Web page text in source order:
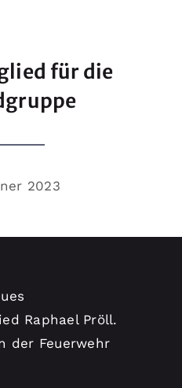
für die
2023
Raphael Pröll.
der Feuerwehr